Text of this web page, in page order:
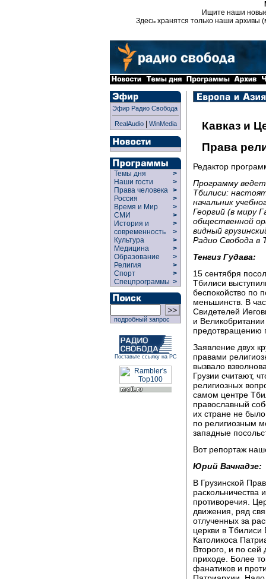
Ищите наши
Здесь хранятся только наши архивы
Эфир Радио Свобода
RealAudio| WinMedia
Темы дня
>
Наши гости
>
Права человека >
Россия
>
Время и Мир
>
СМИ
>
История и
современность
>
>
Культура
>
Медицина
>
Образование
>
Религия
>
Спорт
>
Спецпрограммы >
подробный запрос
Поставьте ссылку на РС
Кавказ и
Права
Редактор
Программу
Тбилиси:
начальник
Георгий (в миру
общественной
видный
Радио Свобода в
Тенгиз Гудава:
15 сентября
Тбилиси
беспокойство по
меньшинств. В
Свидетелей
и Великобритании
предотвращению
Заявление двух
правами
вызвало
Грузии считают,
религиозных
самом центре
православный
их стране не
по религиозным
западные
Вот репортаж
Юрий Вачнадзе:
В Грузинской
раскольничества
противоречия.
движения, ряд
отлученных за
церкви в
Католикоса
Второго, и по сей
приходе. Более
фанатиков и